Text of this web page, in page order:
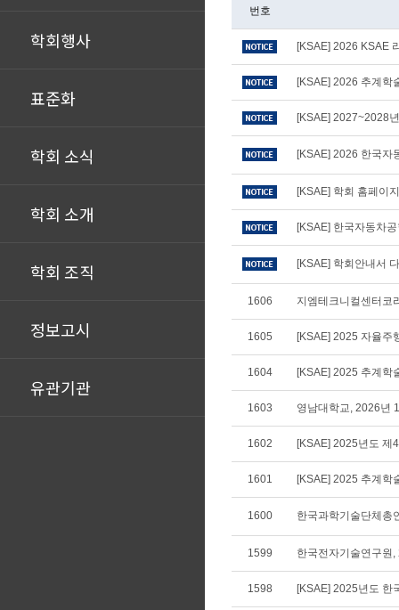
학회행사
표준화
학회 소식
학회 소개
학회 조직
정보고시
유관기관
번호
[KSAE] 2026 KSAE
[KSAE] 2026 추계학
[KSAE] 2027~2028
[KSAE] 2026 한국자
[KSAE] 학회 홈페이
[KSAE] 한국자동차
[KSAE] 학회안내서
1606 지엠테크니컬센터코
1605 [KSAE] 2025 자율주
1604 [KSAE] 2025 추계학
1603 영남대학교, 2026년
1602 [KSAE] 2025년도 제
1601 [KSAE] 2025 추계학
1600 한국과학기술단체총
1599 한국전자기술연구원
1598 [KSAE] 2025년도 한